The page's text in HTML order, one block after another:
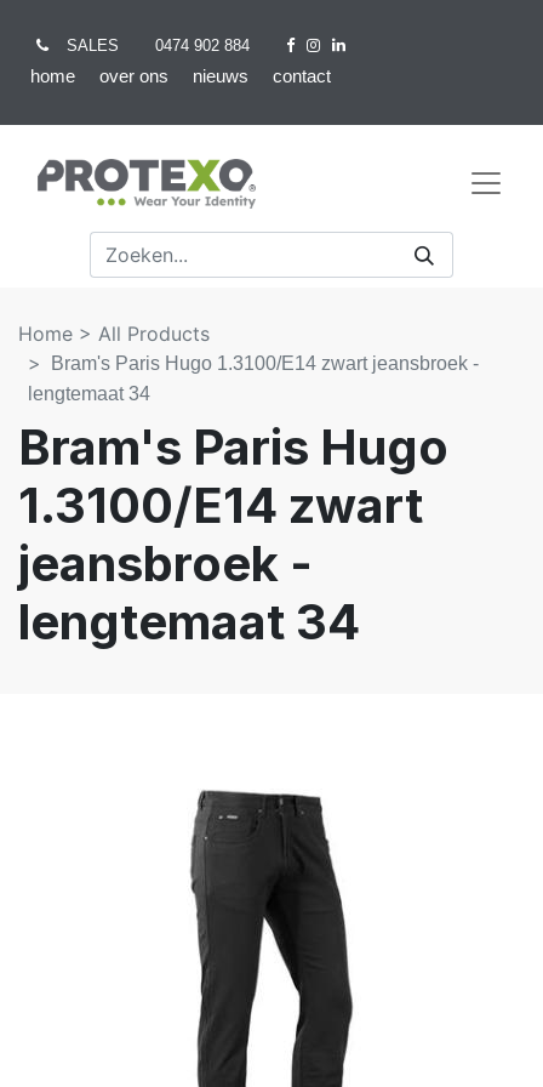
SALES 0474 902 884
home over ons nieuws contact
Home > All Products
Bram's Paris Hugo 1.3100/E14 zwart jeansbroek -
lengtemaat 34
Bram's Paris Hugo
1.3100/E14 zwart
jeansbroek -
lengtemaat 34